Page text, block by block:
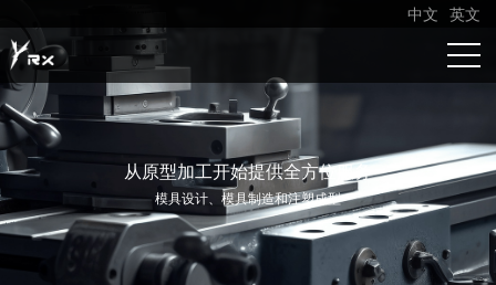
中文 英文
从原型加工开始提供全方位服务
模具设计、模具制造和注塑成型